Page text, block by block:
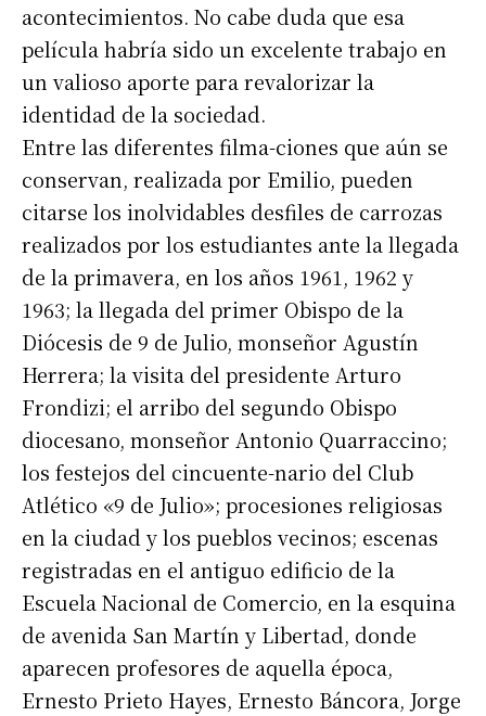
acontecimientos. No cabe duda que esa
película habría sido un excelente trabajo en
un valioso aporte para revalorizar la
identidad de la sociedad.
Entre las diferentes filma-ciones que aún se
conservan, realizada por Emilio, pueden
citarse los inolvidables desfiles de carrozas
realizados por los estudiantes ante la llegada
de la primavera, en los años 1961, 1962 y
1963; la llegada del primer Obispo de la
Diócesis de 9 de Julio, monseñor Agustín
Herrera; la visita del presidente Arturo
Frondizi; el arribo del segundo Obispo
diocesano, monseñor Antonio Quarraccino;
los festejos del cincuente-nario del Club
Atlético «9 de Julio»; procesiones religiosas
en la ciudad y los pueblos vecinos; escenas
registradas en el antiguo edificio de la
Escuela Nacional de Comercio, en la esquina
de avenida San Martín y Libertad, donde
aparecen profesores de aquella época,
Ernesto Prieto Hayes, Ernesto Báncora, Jorge